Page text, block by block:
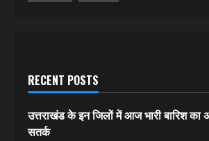
RECENT POSTS
उत्तराखंड के इन जिलों में आज भारी बारिश का
सतर्क